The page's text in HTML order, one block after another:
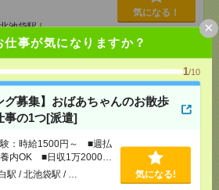
仕事が気になりますか？
1/10
グ募集】おばあちゃんのお散歩
事の1つ[派遣]
：時給1500円～ ■週払
内OK ■日収1万2000円
駅 / 北池袋駅 / … 気になる!
×
北池袋駅/…
気になる！
【現金2千円相当プレゼント】生
給1500円～ ■週払い
2000円以上
うスカイツリー駅/京
気になる！